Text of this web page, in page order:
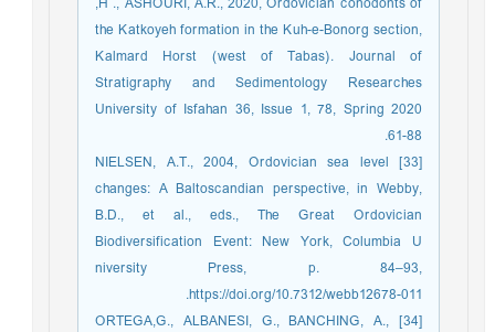
the Katkoyeh formation in the Kuh-e-Bonorg section,
Kalmard Horst (west of Tabas). Journal of
Stratigraphy and Sedimentology Researches
University of Isfahan 36, Issue 1, 78, Spring 2020
61-88.
[33] NIELSEN, A.T., 2004, Ordovician sea level
changes: A Baltoscandian perspective, in Webby,
B.D., et al., eds., The Great Ordovician
Biodiversification Event: New York, Columbia U
niversity Press, p. 84–93,
https://doi.org/10.7312/webb12678-011.
[34] ORTEGA,G., ALBANESI, G., BANCHING, A.,